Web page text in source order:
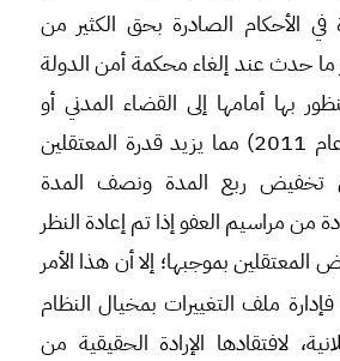
في الأحكام الصادرة بحق الكثير من
ما حدث عند إلغاء محكمة أمن الدولة
بها أمامها إلى القضاء المدني أو
العسكري منتصف عام 2011) مما يزيد قدرة المعتقلين
تخفيض ربع المدة ونصف المدة
من مراسيم العفو إذا تم إعادة النظر
المعتقلين بموجبها؛ إلا أن هذا الأمر
فإدارة ملف التغييرات بمخيال النظام
لافتقادها الإرادة الحقيقية من